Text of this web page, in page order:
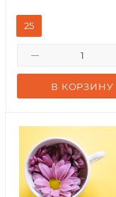
В КОРЗИНУ
25